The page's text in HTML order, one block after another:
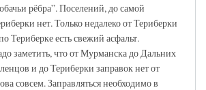
рёбра”. Поселений, до самой
нет. Только недалеко от Териберки
Териберке есть свежий асфальт.
заметить, что от Мурманска до Дальних
и до Териберки заправок нет от
совсем. Заправляться необходимо в